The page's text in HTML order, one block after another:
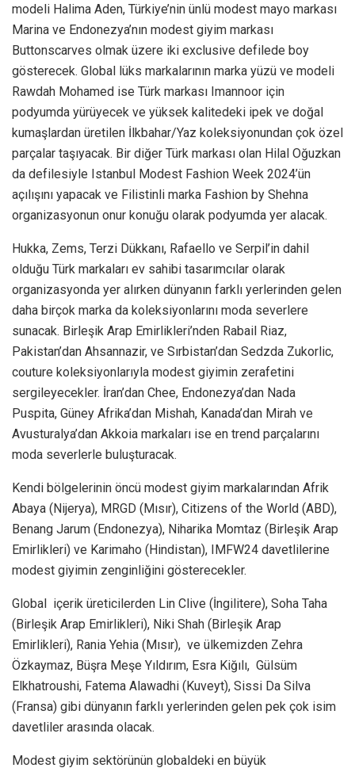
modeli Halima Aden, Türkiye’nin ünlü modest mayo markası
Marina ve Endonezya’nın modest giyim markası
Buttonscarves olmak üzere iki exclusive defilede boy
gösterecek. Global lüks markalarının marka yüzü ve modeli
Rawdah Mohamed ise Türk markası Imannoor için
podyumda yürüyecek ve yüksek kalitedeki ipek ve doğal
kumaşlardan üretilen İlkbahar/Yaz koleksiyonundan çok özel
parçalar taşıyacak. Bir diğer Türk markası olan Hilal Oğuzkan
da defilesiyle Istanbul Modest Fashion Week 2024’ün
açılışını yapacak ve Filistinli marka Fashion by Shehna
organizasyonun onur konuğu olarak podyumda yer alacak.
Hukka, Zems, Terzi Dükkanı, Rafaello ve Serpil’in dahil
olduğu Türk markaları ev sahibi tasarımcılar olarak
organizasyonda yer alırken dünyanın farklı yerlerinden gelen
daha birçok marka da koleksiyonlarını moda severlere
sunacak. Birleşik Arap Emirlikleri’nden Rabail Riaz,
Pakistan’dan Ahsannazir, ve Sırbistan’dan Sedzda Zukorlic,
couture koleksiyonlarıyla modest giyimin zerafetini
sergileyecekler. İran’dan Chee, Endonezya’dan Nada
Puspita, Güney Afrika’dan Mishah, Kanada’dan Mirah ve
Avusturalya’dan Akkoia markaları ise en trend parçalarını
moda severlerle buluşturacak.
Kendi bölgelerinin öncü modest giyim markalarından Afrik
Abaya (Nijerya), MRGD (Mısır), Citizens of the World (ABD),
Benang Jarum (Endonezya), Niharika Momtaz (Birleşik Arap
Emirlikleri) ve Karimaho (Hindistan), IMFW24 davetlilerine
modest giyimin zenginliğini gösterecekler.
Global içerik üreticilerden Lin Clive (İngilitere), Soha Taha
(Birleşik Arap Emirlikleri), Niki Shah (Birleşik Arap
Emirlikleri), Rania Yehia (Mısır), ve ülkemizden Zehra
Özkaymaz, Büşra Meşe Yıldırım, Esra Kiğılı, Gülsüm
Elkhatroushi, Fatema Alawadhi (Kuveyt), Sissi Da Silva
(Fransa) gibi dünyanın farklı yerlerinden gelen pek çok isim
davetliler arasında olacak.
Modest giyim sektörünün globaldeki en büyük